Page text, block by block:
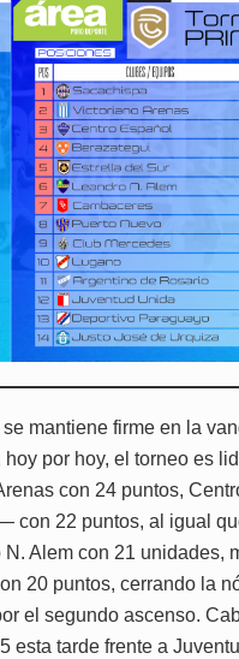
mantiene firme en la
por hoy, el torneo es
con 24 puntos,
22 puntos, al igual
Alem con 21 unidades,
20 puntos, cerrando la
el segundo ascenso.
esta tarde frente a